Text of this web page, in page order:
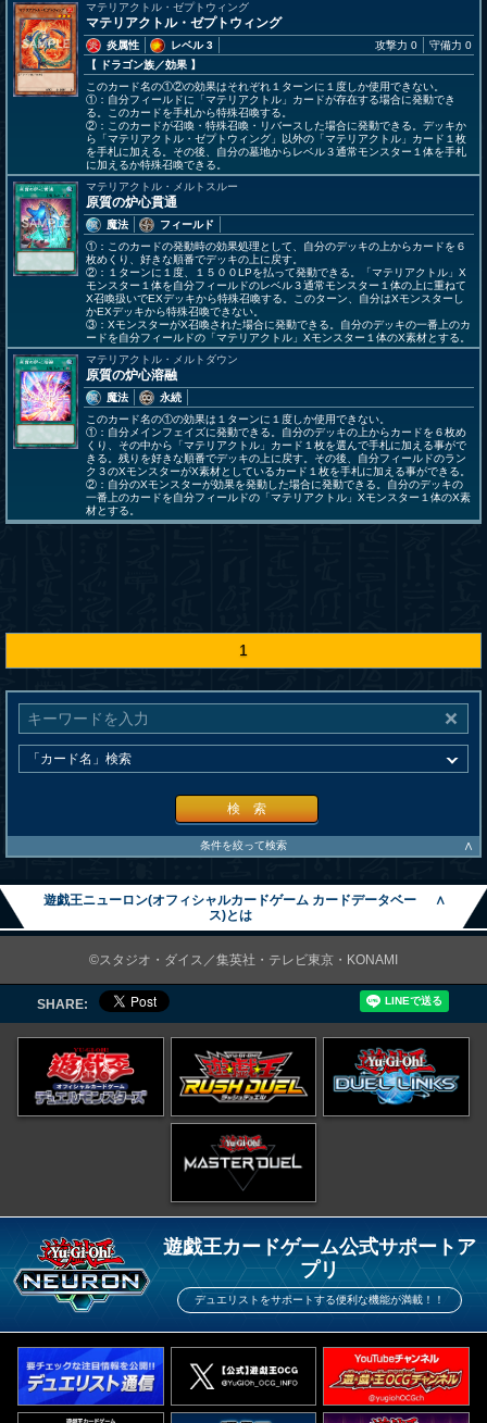
マテリアクトル・ゼプトウィング
マテリアクトル・ゼプトウィング
炎属性
レベル 3
【 ドラゴン族／効果 】
攻撃力 0 守備力 0
このカード名の①②の効果はそれぞれ１ターンに１度しか使用できない。
①：自分フィールドに「マテリアクトル」カードが存在する場合に発動でき
る。このカードを手札から特殊召喚する。
②：このカードが召喚・特殊召喚・リバースした場合に発動できる。デッキか
ら「マテリアクトル・ゼプトウィング」以外の「マテリアクトル」カード１枚
を手札に加える。その後、自分の墓地からレベル３通常モンスター１体を手札
に加えるか特殊召喚できる。
マテリアクトル・メルトスルー
原質の炉心貫通
魔法
フィールド
①：このカードの発動時の効果処理として、自分のデッキの上からカードを６
枚めくり、好きな順番でデッキの上に戻す。
②：１ターンに１度、１５００LPを払って発動できる。「マテリアクトル」X
モンスター１体を自分フィールドのレベル３通常モンスター１体の上に重ねて
X召喚扱いでEXデッキから特殊召喚する。このターン、自分はXモンスターし
かEXデッキから特殊召喚できない。
③：XモンスターがX召喚された場合に発動できる。自分のデッキの一番上のカ
ードを自分フィールドの「マテリアクトル」Xモンスター１体のX素材とする。
マテリアクトル・メルトダウン
原質の炉心溶融
魔法
永続
このカード名の①の効果は１ターンに１度しか使用できない。
①：自分メインフェイズに発動できる。自分のデッキの上からカードを６枚め
くり、その中から「マテリアクトル」カード１枚を選んで手札に加える事がで
きる。残りを好きな順番でデッキの上に戻す。その後、自分フィールドのラン
ク３のXモンスターがX素材としているカード１枚を手札に加える事ができる。
②：自分のXモンスターが効果を発動した場合に発動できる。自分のデッキの
一番上のカードを自分フィールドの「マテリアクトル」Xモンスター１体のX素
材とする。
1
検 索
条件を絞って検索 ∧
遊戯王ニューロン(オフィシャルカードゲーム カードデータベー
ス)とは
∧
©スタジオ・ダイス／集英社・テレビ東京・KONAMI
SHARE:
遊戯王カードゲーム公式サポートア
プリ
デュエリストをサポートする便利な機能が満載！！